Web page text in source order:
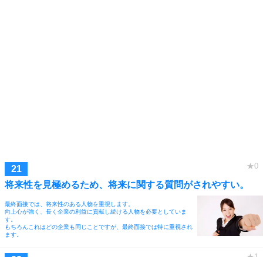
将来性を見極めるため、将来に関する質問がされやすい。
最終面接では、将来性のある人物を重視します。
向上心が強く、長く企業の利益に貢献し続ける人物を必要としていま
す。
もちろんこれはどの企業も同じことですが、最終面接では特に重視され
ます。